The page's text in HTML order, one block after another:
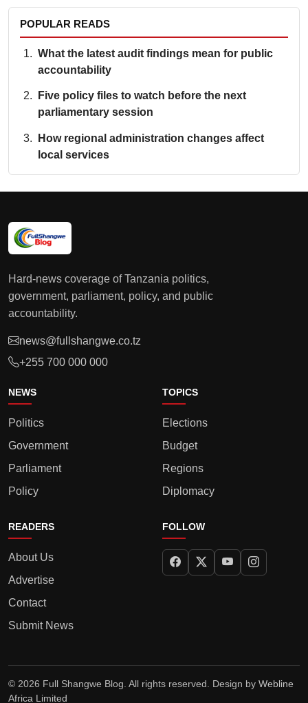
POPULAR READS
What the latest audit findings mean for public
accountability
Five policy files to watch before the next
parliamentary session
How regional administration changes affect
local services
Hard-news coverage of Tanzania politics,
government, parliament, policy, and public
accountability.
news@fullshangwe.co.tz
+255 700 000 000
NEWS
Politics
Government
Parliament
Policy
TOPICS
Elections
Budget
Regions
Diplomacy
READERS
About Us
Advertise
Contact
Submit News
FOLLOW
© 2026 Full Shangwe Blog. All rights reserved. Design by Webline
Africa Limited